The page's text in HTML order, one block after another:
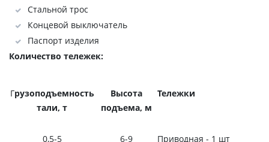
Стальной трос
Концевой выключатель
Паспорт изделия
Количество тележек:
Грузоподъемность
тали, т
Высота
подъема, м
Тележки
0,5-5 6-9 Приводная - 1 шт